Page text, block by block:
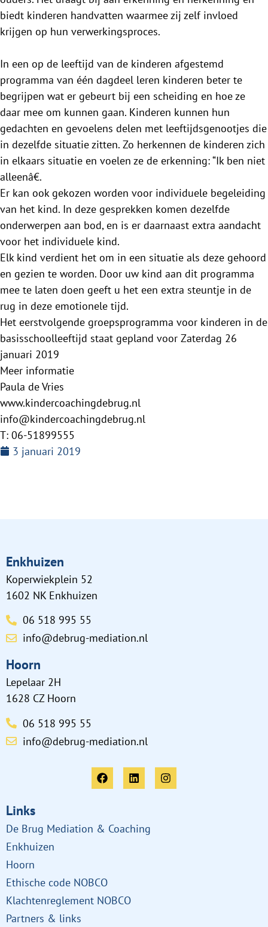
biedt kinderen handvatten waarmee zij zelf invloed
krijgen op hun verwerkingsproces.
In een op de leeftijd van de kinderen afgestemd
programma van één dagdeel leren kinderen beter te
begrijpen wat er gebeurt bij een scheiding en hoe ze
daar mee om kunnen gaan. Kinderen kunnen hun
gedachten en gevoelens delen met leeftijdsgenootjes die
in dezelfde situatie zitten. Zo herkennen de kinderen zich
in elkaars situatie en voelen ze de erkenning: “Ik ben niet
alleenâ€.
Er kan ook gekozen worden voor individuele begeleiding
van het kind. In deze gesprekken komen dezelfde
onderwerpen aan bod, en is er daarnaast extra aandacht
voor het individuele kind.
Elk kind verdient het om in een situatie als deze gehoord
en gezien te worden. Door uw kind aan dit programma
mee te laten doen geeft u het een extra steuntje in de
rug in deze emotionele tijd.
Het eerstvolgende groepsprogramma voor kinderen in de
basisschoolleeftijd staat gepland voor Zaterdag 26
januari 2019
Meer informatie
Paula de Vries
www.kindercoachingdebrug.nl
info@kindercoachingdebrug.nl
T: 06-51899555
3 januari 2019
Enkhuizen
Koperwiekplein 52
1602 NK Enkhuizen
06 518 995 55
info@debrug-mediation.nl
Hoorn
Lepelaar 2H
1628 CZ Hoorn
06 518 995 55
info@debrug-mediation.nl
Links
De Brug Mediation & Coaching
Enkhuizen
Hoorn
Ethische code NOBCO
Klachtenreglement NOBCO
Partners & links